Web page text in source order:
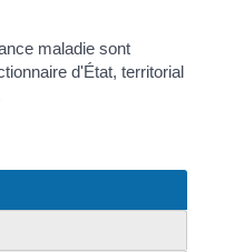
maladie sont
d'État, territorial